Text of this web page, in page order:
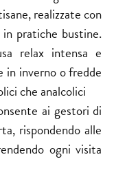
realizzate con
pratiche bustine.
relax intensa e
in inverno o fredde
che analcolici
ai gestori di
rispondendo alle
ogni visita